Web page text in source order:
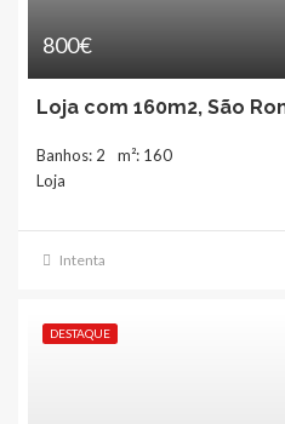
800€
Banhos: 2
m²: 160
Loja
Intenta
DESTAQUE